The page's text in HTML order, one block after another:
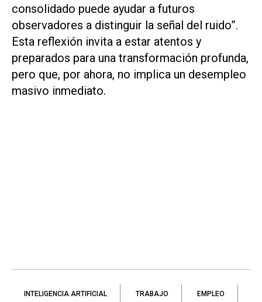
consolidado puede ayudar a futuros
observadores a distinguir la señal del ruido”.
Esta reflexión invita a estar atentos y
preparados para una transformación profunda,
pero que, por ahora, no implica un desempleo
masivo inmediato.
INTELIGENCIA ARTIFICIAL TRABAJO EMPLEO